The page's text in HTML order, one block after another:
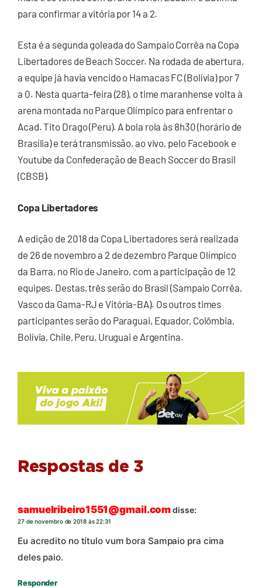
para confirmar a vitória por 14 a 2.
Esta é a segunda goleada do Sampaio Corrêa na Copa
Libertadores de Beach Soccer. Na rodada de abertura,
a equipe já havia vencido o Hamacas FC (Bolívia) por 7
a 0. Nesta quarta-feira (28), o time maranhense volta à
arena montada no Parque Olímpico para enfrentar o
Acad. Tito Drago (Peru). A bola rola às 8h30 (horário de
Brasília) e terá transmissão, ao vivo, pelo Facebook e
Youtube da Confederação de Beach Soccer do Brasil
(CBSB).
Copa Libertadores
A edição de 2018 da Copa Libertadores será realizada
de 26 de novembro a 2 de dezembro Parque Olímpico
da Barra, no Rio de Janeiro, com a participação de 12
equipes. Destas, três serão do Brasil (Sampaio Corrêa,
Vasco da Gama-RJ e Vitória-BA). Os outros times
participantes serão do Paraguai, Equador, Colômbia,
Bolívia, Chile, Peru, Uruguai e Argentina.
Respostas de 3
samuelribeiro1551@gmail.comdisse:
27 de novembro de 2018 às 22:31
Eu acredito no título vum bora Sampaio pra cima
deles paio.
Responder